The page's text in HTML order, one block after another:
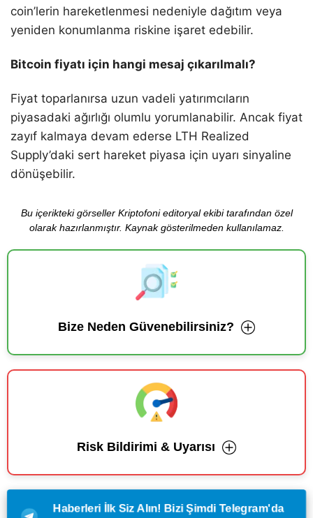
coin’lerin hareketlenmesi nedeniyle dağıtım veya
yeniden konumlanma riskine işaret edebilir.
Bitcoin fiyatı için hangi mesaj çıkarılmalı?
Fiyat toparlanırsa uzun vadeli yatırımcıların
piyasadaki ağırlığı olumlu yorumlanabilir. Ancak fiyat
zayıf kalmaya devam ederse LTH Realized
Supply’daki sert hareket piyasa için uyarı sinyaline
dönüşebilir.
Bu içerikteki görseller Kriptofoni editoryal ekibi tarafından özel
olarak hazırlanmıştır. Kaynak gösterilmeden kullanılamaz.
Bize Neden Güvenebilirsiniz?
Risk Bildirimi & Uyarısı
Haberleri İlk Siz Alın! Bizi Şimdi Telegram'da